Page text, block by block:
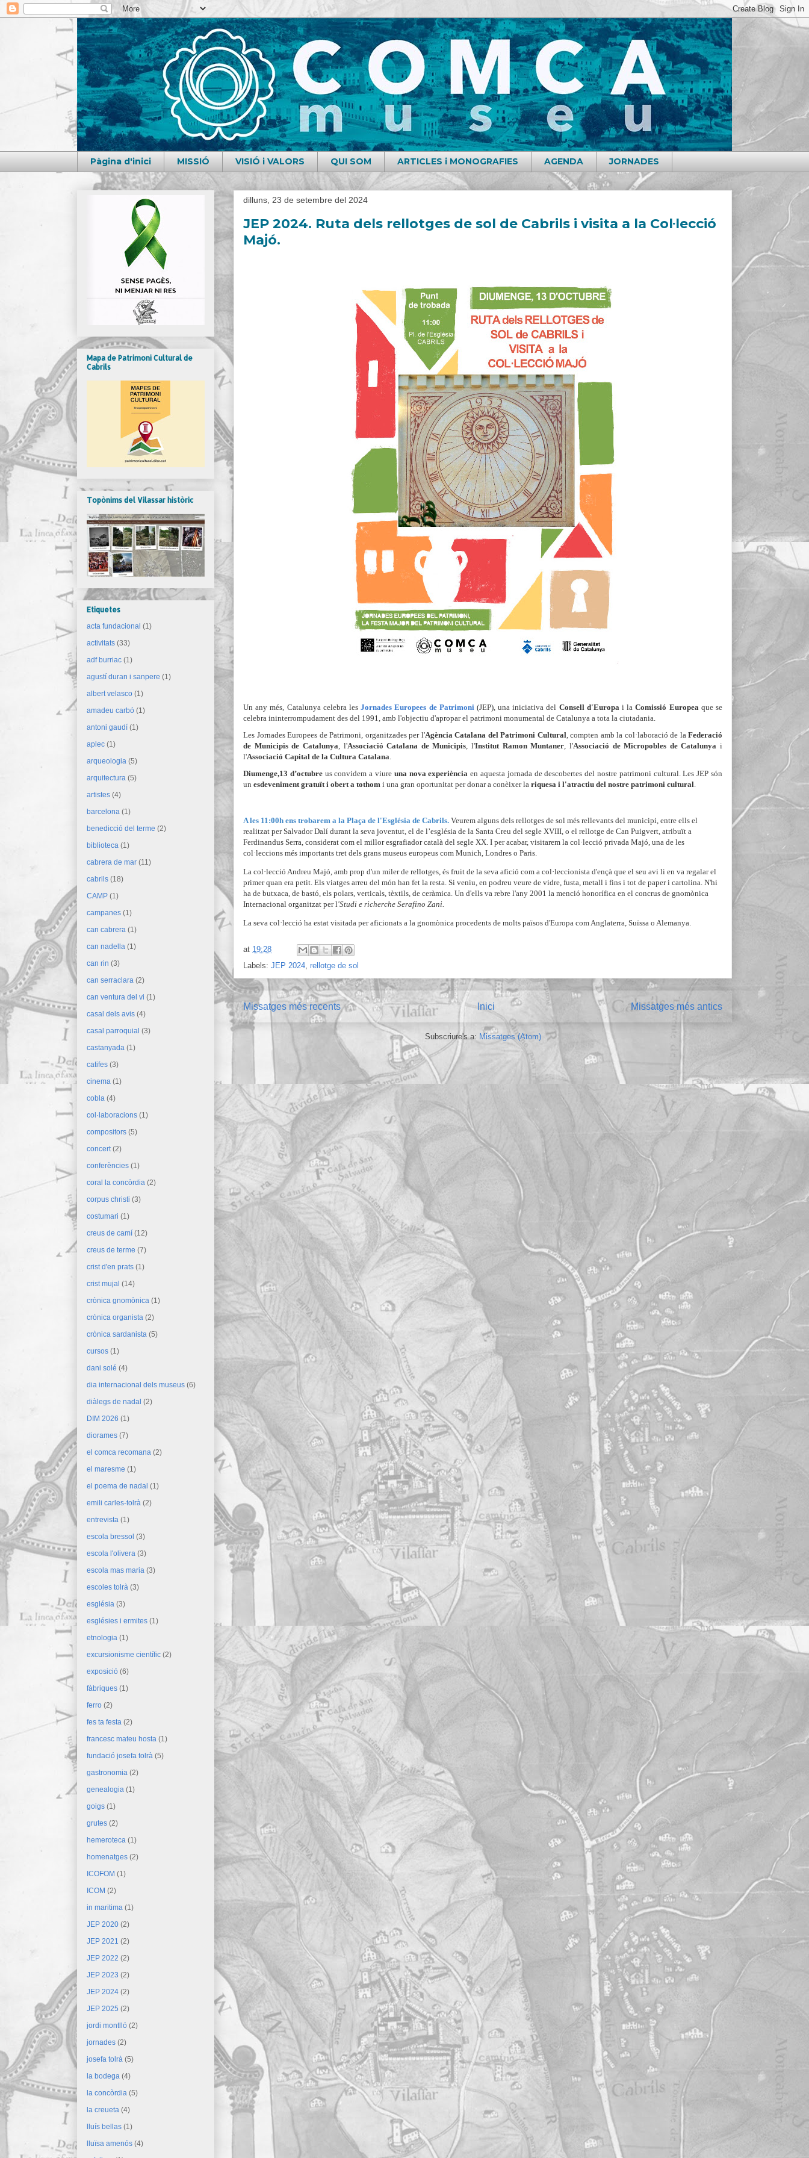
Pàgina d'inici MISSIÓ VISIÓ i VALORS QUI SOM ARTICLES i MONOGRAFIES AGENDA JORNADES
dilluns, 23 de setembre del 2024
JEP 2024. Ruta dels rellotges de sol de Cabrils i visita a la Col·lecció
Majó.
Un any més, Catalunya celebra les Jornades Europees de Patrimoni (JEP), una iniciativa del Consell d'Europa i laComissió Europea que se
celebra ininterrompudament des del 1991, amb l'objectiu d'apropar el patrimoni monumental de Catalunya a tota la ciutadania.
Les Jornades Europees de Patrimoni, organitzades per l'Agència Catalana del Patrimoni Cultural , compten amb la col·laboració de la Federació
de Municipis de Catalunya , l'Associació Catalana de Municipis , l'Institut Ramon Muntaner , l'Associació de Micropobles de Catalunya i
l'Associació Capital de la Cultura Catalana
Diumenge,13 d’octubre us convidem a viure una nova experiència en aquesta jornada de descobertes del nostre patrimoni cultural. Les JEP són
un esdeveniment gratuït i obert a tothom i una gran oportunitat per donar a conèixer la riquesa i l'atractiu del nostre patrimoni cultural
A les 11:00h ens trobarem a la Plaça de l'Església de Cabrils. Veurem alguns dels rellotges de sol més rellevants del municipi, entre ells el
realitzat per Salvador Dalí durant la seva joventut, el de l’església de la Santa Creu del segle XVIII, o el rellotge de Can Puigvert, atribuït a
Ferdinandus Serra, considerat com el millor esgrafiador català del segle XX. I per acabar, visitarem la col·lecció privada Majó, una de les
col·leccions més importants tret dels grans museus europeus com Munich, Londres o Paris.
La col·lecció Andreu Majó, amb prop d'un miler de rellotges, és fruit de la seva afició com a col·leccionista d'ençà que el seu avi li en va regalar el
primer quan era petit. Els viatges arreu del món han fet la resta. Si veniu, en podreu veure de vidre, fusta, metall i fins i tot de paper i cartolina. N'hi
ha de butxaca, de bastó, els polars, verticals, tèxtils, de ceràmica. Un d'ells va rebre l'any 2001 la menció honorífica en el concrus de gnomònica
Internacional organitzat per l'Studi e richerche Serafino Zani.
La seva col·lecció ha estat visitada per aficionats a la gnomònica procedents de molts països d'Europa com Anglaterra, Suïssa o Alemanya.
at 19:28
Labels: JEP 2024 rellotge de sol
Missatges més recents Missatges més antics
Inici
Subscriure's a: Missatges (Atom)
Mapa de Patrimoni Cultural de
Cabrils
Topònims del Vilassar històric
Etiquetes
acta fundacional (1)
activitats (33)
adf burriac (1)
agustí duran i sanpere (1)
albert velasco (1)
amadeu carbó (1)
antoni gaudí (1)
aplec (1)
arqueologia (5)
arquitectura (5)
artistes (4)
barcelona (1)
benedicció del terme (2)
biblioteca (1)
cabrera de mar (11)
cabrils (18)
CAMP (1)
campanes (1)
can cabrera (1)
can nadella (1)
can rin (3)
can serraclara (2)
can ventura del vi (1)
casal dels avis (4)
casal parroquial (3)
castanyada (1)
catifes (3)
cinema (1)
cobla (4)
col·laboracions (1)
compositors (5)
concert (2)
conferències (1)
coral la concòrdia (2)
corpus christi (3)
costumari (1)
creus de camí (12)
creus de terme (7)
crist d'en prats (1)
crist mujal (14)
crònica gnomònica (1)
crònica organista (2)
crònica sardanista (5)
cursos (1)
dani solé (4)
dia internacional dels museus (6)
diàlegs de nadal (2)
DIM 2026 (1)
diorames (7)
el comca recomana (2)
el maresme (1)
el poema de nadal (1)
emili carles-tolrà (2)
entrevista (1)
escola bressol (3)
escola l'olivera (3)
escola mas maria (3)
escoles tolrà (3)
església (3)
esglésies i ermites (1)
etnologia (1)
excursionisme científic (2)
exposició (6)
fàbriques (1)
ferro (2)
fes ta festa (2)
francesc mateu hosta (1)
fundació josefa tolrà (5)
gastronomia (2)
genealogia (1)
goigs (1)
grutes (2)
hemeroteca (1)
homenatges (2)
ICOFOM (1)
ICOM (2)
in maritima (1)
JEP 2020 (2)
JEP 2021 (2)
JEP 2022 (2)
JEP 2023 (2)
JEP 2024 (2)
JEP 2025 (2)
jordi montlló (2)
jornades (2)
josefa tolrà (5)
la bodega (4)
la concòrdia (5)
la creueta (4)
lluís bellas (1)
lluïsa amenós (4)